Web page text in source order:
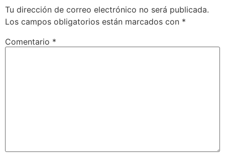
Tu dirección de correo electrónico no será publicada.
Los campos obligatorios están marcados con *
Comentario *